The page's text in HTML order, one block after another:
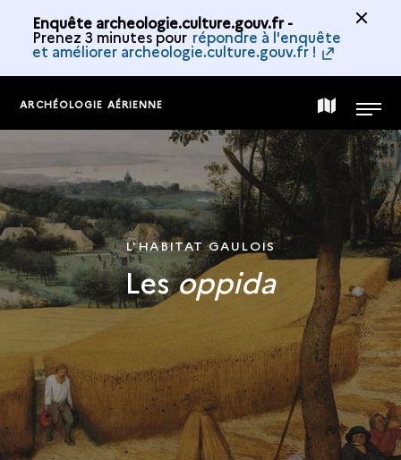
Enquête archeologie.culture.gouv.fr -
Prenez 3 minutes pour répondre à l'enquête
et améliorer archeologie.culture.gouv.fr !
ARCHÉOLOGIE AÉRIENNE CARTE
COLLECTION
MENU
L'HABITAT GAULOIS
Lesoppida